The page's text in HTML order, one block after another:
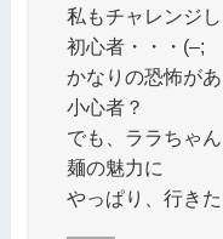
私もチャレンジ
初心者・・・(–;
かなりの恐怖が
小心者？
でも、ララちゃ
麺の魅力に
やっぱり、行きた